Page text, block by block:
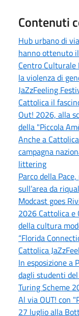
Contenuti
Hub urbano di
hanno ottenuto
Centro Culturale
la violenza di
JaZzFeeling
Cattolica il
Out! 2026, alla
della "Piccola
Anche a
campagna
littering
Parco della
sull’area da
Modcast goes
2026 Cattolica e
della cultura
“Florida
Cattolica
In esposizione a
dagli studenti
Turing Scheme
Al via OUT! con
27 luglio alla